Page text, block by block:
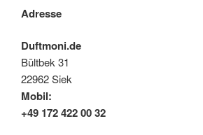
Adresse
Duftmoni.de
Bültbek 31
22962 Siek
Mobil:
+49 172 422 00 32